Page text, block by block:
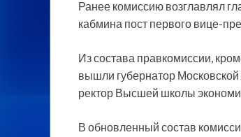
Ранее комиссию возглавлял
кабмина пост первого вице-
Из состава правкомиссии,
вышли губернатор
ректор Высшей школы
В обновленный состав